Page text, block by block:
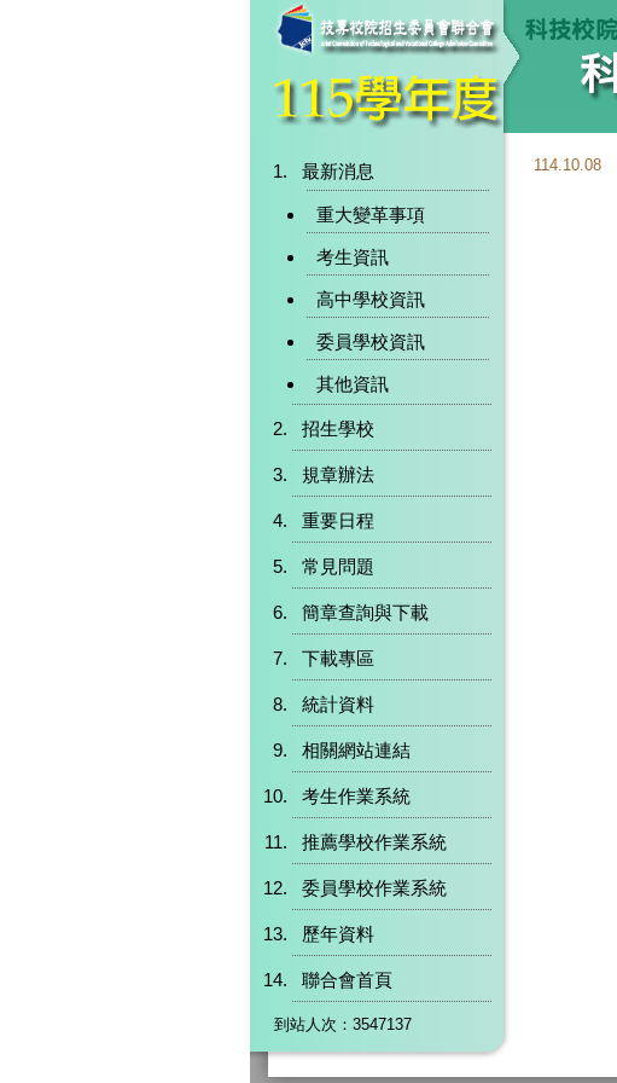
最新消息
重大變革事項
考生資訊
高中學校資訊
委員學校資訊
其他資訊
招生學校
規章辦法
重要日程
常見問題
簡章查詢與下載
下載專區
統計資料
相關網站連結
考生作業系統
推薦學校作業系統
委員學校作業系統
歷年資料
聯合會首頁
到站人次：3547137
114.10.08